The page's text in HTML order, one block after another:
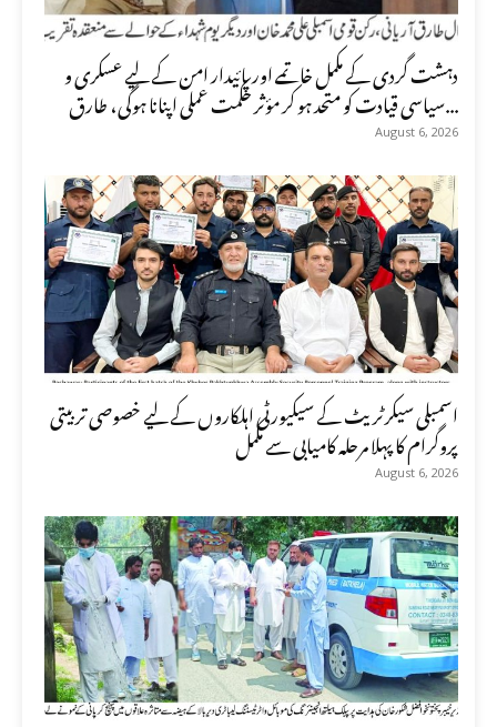
دہشت گردی کے مکمل خاتمے اور پائیدار امن کے لیے عسکری و
سیاسی قیادت کو متحد ہو کر مؤثر حکمت عملی اپنانا ہوگی، طارق...
August 6, 2026
اسمبلی سیکرٹریٹ کے سیکیورٹی اہلکاروں کے لیے خصوصی تربیتی
پروگرام کا پہلا مرحلہ کامیابی سے مکمل
August 6, 2026